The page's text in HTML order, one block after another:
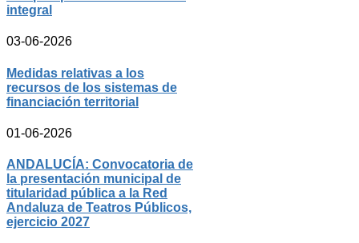
integral
03-06-2026
Medidas relativas a los
recursos de los sistemas de
financiación territorial
01-06-2026
ANDALUCÍA: Convocatoria de
la presentación municipal de
titularidad pública a la Red
Andaluza de Teatros Públicos,
ejercicio 2027